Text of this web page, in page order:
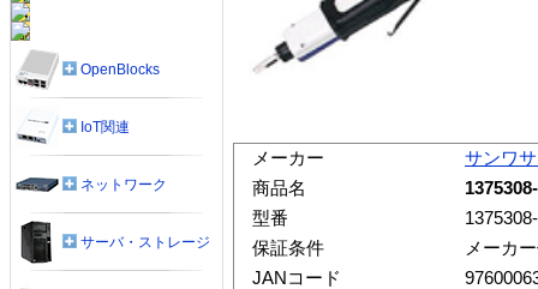
メーカー
サンワ
商品名
型番
保証条件
メーカ
JANコード
OpenBlocks
IoT関連
ネットワーク
サーバ・ストレージ